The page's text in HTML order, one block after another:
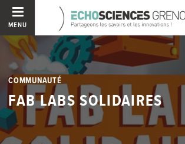
MENU
COMMUNAUTÉ
FAB LABS SOLIDAIRES